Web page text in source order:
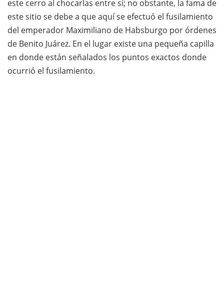
este cerro al chocarlas entre sí; no obstante, la fama de
este sitio se debe a que aquí se efectuó el fusilamiento
del emperador Maximiliano de Habsburgo por órdenes
de Benito Juárez. En el lugar existe una pequeña capilla
en donde están señalados los puntos exactos donde
ocurrió el fusilamiento.